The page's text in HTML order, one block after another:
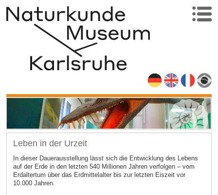
Leben in der Urzeit
In dieser Dauerausstellung lässt sich die Entwicklung des Lebens
auf der Erde in den letzten 540 Millionen Jahren verfolgen – vom
Erdaltertum über das Erdmittelalter bis zur letzten Eiszeit vor
10.000 Jahren.